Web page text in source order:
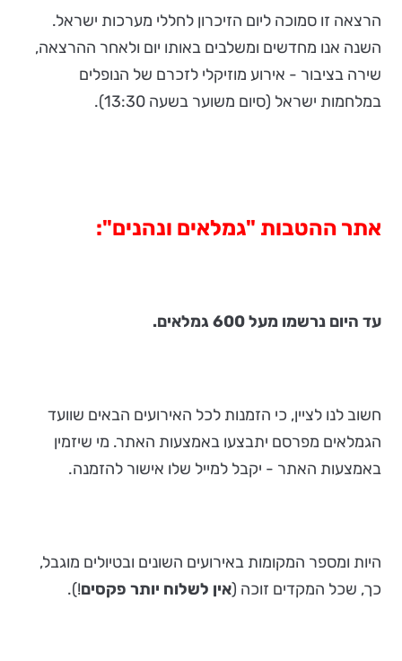
הרצאה זו סמוכה ליום הזיכרון לחללי מערכות ישראל.
השנה אנו מחדשים ומשלבים באותו יום ולאחר ההרצאה,
שירה בציבור - אירוע מוזיקלי לזכרם של הנופלים
במלחמות ישראל (סיום משוער בשעה 13:30).
אתר ההטבות "גמלאים ונהנים":
עד היום נרשמו מעל 600 גמלאים.
חשוב לנו לציין, כי הזמנות לכל האירועים הבאים שוועד
הגמלאים מפרסם יתבצעו באמצעות האתר. מי שיזמין
באמצעות האתר - יקבל למייל שלו אישור להזמנה.
היות ומספר המקומות באירועים השונים ובטיולים מוגבל,
כך, שכל המקדים זוכה (אין לשלוח יותר פקסים!).